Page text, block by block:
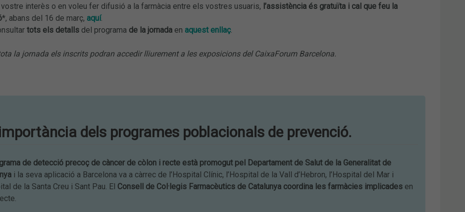
interès o en voleu fer difusió a la farmàcia entre els vostres usuaris, l’assistència és gratuïta i cal que feu la
*, abans del 16 de març, aquí.
tots els detallsdel programa de la jornadaen aquest enllaç.
la jornada els inscrits podran accedir lliurement a les exposicions del CaixaForum Barcelona.
dels programes poblacionals de prevenció.
rama de detecció precoç de càncer de còlon i recte està promogut pel
Departament de Salut de la Generalitat de
i la seva aplicació a Barcelona va a càrrec de l’Hospital Clínic, l’Hospital de la Vall d’Hebron, l’Hospital del Mar i
de la Santa Creu i Sant Pau. El Consell de Col·legis Farmacèutics de Catalunya coordina les farmàcies implicadesen